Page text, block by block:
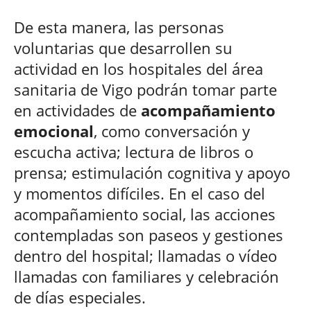
De esta manera, las personas
voluntarias que desarrollen su
actividad en los hospitales del área
sanitaria de Vigo podrán tomar parte
en actividades de acompañamiento
emocional, como conversación y
escucha activa; lectura de libros o
prensa; estimulación cognitiva y apoyo
y momentos difíciles. En el caso del
acompañamiento social, las acciones
contempladas son paseos y gestiones
dentro del hospital; llamadas o vídeo
llamadas con familiares y celebración
de días especiales.